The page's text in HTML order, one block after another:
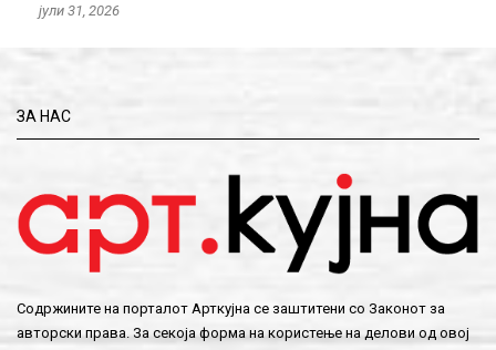
јули 31, 2026
ЗА НАС
Содржините на порталот Арткујна се заштитени со Законот за
авторски права. За секоја форма на користење на делови од овој